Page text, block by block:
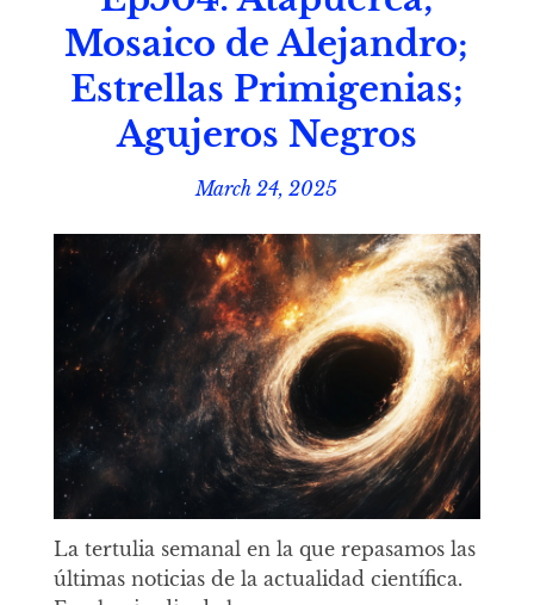
Mosaico de Alejandro;
Estrellas Primigenias;
Agujeros Negros
March 24, 2025
La tertulia semanal en la que repasamos las
últimas noticias de la actualidad científica.